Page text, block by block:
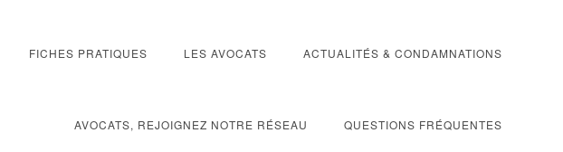
FICHES PRATIQUES LES AVOCATS ACTUALITÉS & CONDAMNATIONS
AVOCATS, REJOIGNEZ NOTRE RÉSEAU QUESTIONS FRÉQUENTES